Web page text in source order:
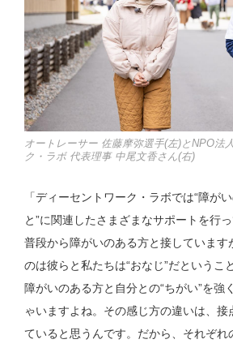
オートレーサー 佐藤摩弥選手(左)とNPO法
ク・ラボ 代表理事 中尾文香さん(右)
「ディーセントワーク・ラボでは“障が
と”に関連したさまざまなサポートを行
普段から障がいのある方と接しています
のは彼らと私たちは“おなじ”だというこ
障がいのある方と自分との“ちがい”を強
ゃいますよね。その感じ方の違いは、接
ていると思うんです。だから、それぞれ